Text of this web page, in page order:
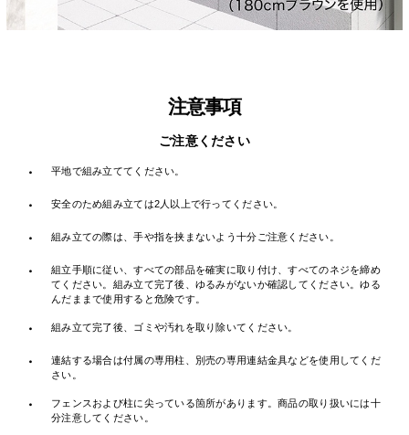
注意事項
ご注意ください
・ 平地で組み立ててください。
・ 安全のため組み立ては2人以上で行ってください。
・ 組み立ての際は、手や指を挟まないよう十分ご注意ください。
・
組立手順に従い、すべての部品を確実に取り付け、すべてのネジを締め
てください。組み立て完了後、ゆるみがないか確認してください。ゆる
んだままで使用すると危険です。
・ 組み立て完了後、ゴミや汚れを取り除いてください。
・
連結する場合は付属の専用柱、別売の専用連結金具などを使用してくだ
さい。
・
フェンスおよび柱に尖っている箇所があります。商品の取り扱いには十
分注意してください。